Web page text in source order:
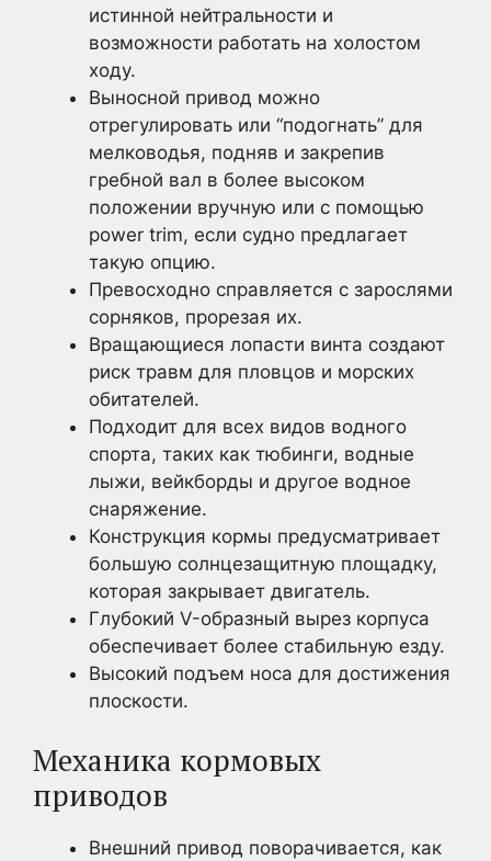
истинной нейтральности и
возможности работать на холостом
ходу.
Выносной привод можно
отрегулировать или “подогнать” для
мелководья, подняв и закрепив
гребной вал в более высоком
положении вручную или с помощью
power trim, если судно предлагает
такую опцию.
Превосходно справляется с зарослями
сорняков, прорезая их.
Вращающиеся лопасти винта создают
риск травм для пловцов и морских
обитателей.
Подходит для всех видов водного
спорта, таких как тюбинги, водные
лыжи, вейкборды и другое водное
снаряжение.
Конструкция кормы предусматривает
большую солнцезащитную площадку,
которая закрывает двигатель.
Глубокий V-образный вырез корпуса
обеспечивает более стабильную езду.
Высокий подъем носа для достижения
плоскости.
Механика кормовых
приводов
Внешний привод поворачивается, как